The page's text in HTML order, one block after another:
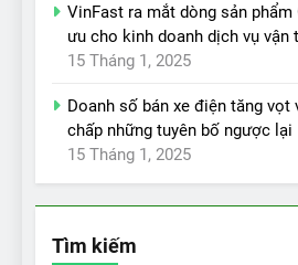
VinFast ra mắt dòng sản
ưu cho kinh doanh dịch vụ vận
15 Tháng 1, 2025
Doanh số bán xe điện tăng vọt
chấp những tuyên bố ngược lại
15 Tháng 1, 2025
Tìm kiếm